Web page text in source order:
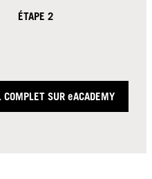
ÉTAPE 2
COMPLET SUR eACADEMY